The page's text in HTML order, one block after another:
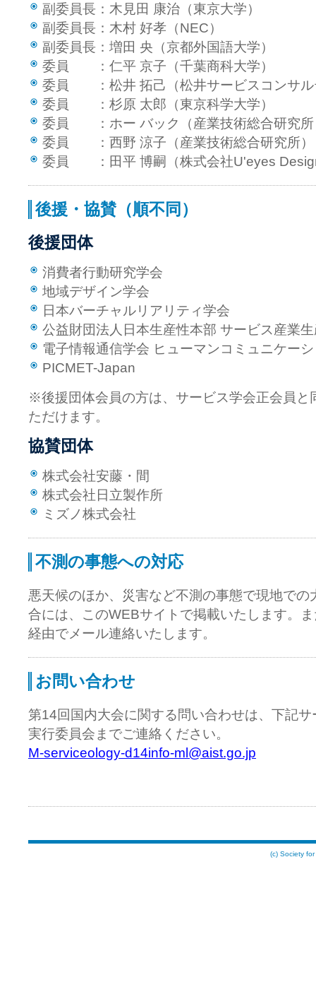
副委員長：木見田 康治（東京大学）
副委員長：木村 好孝（NEC）
副委員長：増田 央（京都外国語大学）
委員 ：仁平 京子（千葉商科大学）
委員 ：松井 拓己（松井サービスコンサル
委員 ：杉原 太郎（東京科学大学）
委員 ：ホー バック（産業技術総合研究所
委員 ：西野 涼子（産業技術総合研究所）
委員 ：田平 博嗣（株式会社U'eyes
後援・協賛（順不同）
後援団体
消費者行動研究学会
地域デザイン学会
日本バーチャルリアリティ学会
公益財団法人日本生産性本部 サービス産業
電子情報通信学会 ヒューマンコミュニケー
PICMET-Japan
※後援団体会員の方は、サービス学会正会員と
ただけます。
協賛団体
株式会社安藤・間
株式会社日立製作所
ミズノ株式会社
不測の事態への対応
悪天候のほか、災害など不測の事態で現地で
合には、このWEBサイトで掲載いたします。
経由でメール連絡いたします。
お問い合わせ
第14回国内大会に関する問い合わせは、下記
実行委員会までご連絡ください。
M-serviceology-d14info-ml@aist.go.jp
(c) Society